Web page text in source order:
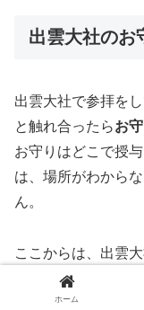
出雲大社のお
出雲大社で参拝を
と触れ合ったらお
お守りはどこで授
は、場所がわから
ん。
ここからは、出雲
していき、購入で
白いお守りが授与さ
ホーム